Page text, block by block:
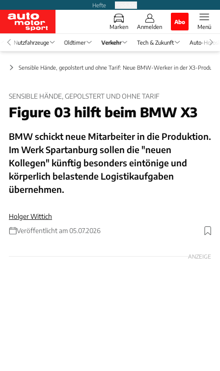
Hefte
Marken Anmelden
Abo
Menü
Nutzfahrzeuge Oldtimer Verkehr Tech & Zukunft Auto-
Sensible Hände, gepolstert und ohne Tarif: Neue BMW-Werker in der X3-
SENSIBLE HÄNDE, GEPOLSTERT UND OHNE TARIF
Figure 03 hilft beim BMW X3
BMW schickt neue Mitarbeiter in die Produktion.
Im Werk Spartanburg sollen die "neuen
Kollegen" künftig besonders eintönige und
körperlich belastende Logistikaufgaben
übernehmen.
Holger Wittich
Veröffentlicht am 05.07.2026
ANZEIGE